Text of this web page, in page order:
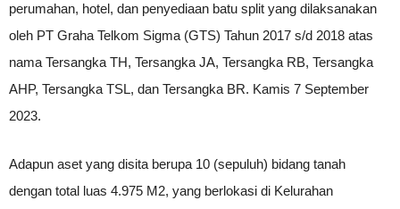
perumahan, hotel, dan penyediaan batu split yang dilaksanakan
oleh PT Graha Telkom Sigma (GTS) Tahun 2017 s/d 2018 atas
nama Tersangka TH, Tersangka JA, Tersangka RB, Tersangka
AHP, Tersangka TSL, dan Tersangka BR. Kamis 7 September
2023.
Adapun aset yang disita berupa 10 (sepuluh) bidang tanah
dengan total luas 4.975 M2, yang berlokasi di Kelurahan